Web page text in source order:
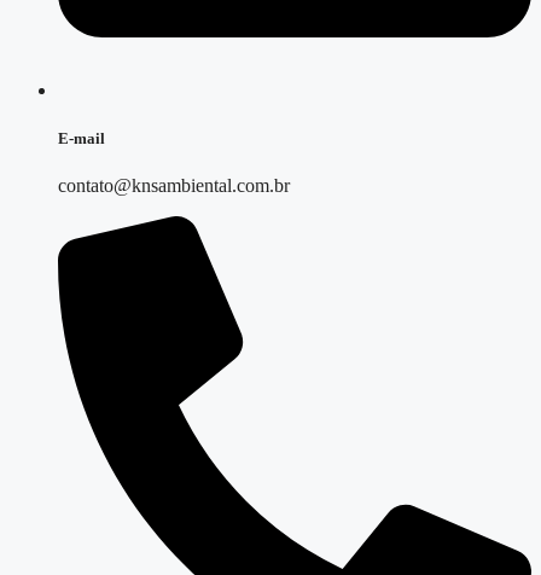
E-mail
contato@knsambiental.com.br